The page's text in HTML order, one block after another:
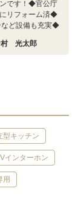
です！◆官公庁
リフォーム済◆
など設備も充実◆
村 光太郎
型キッチン
インターホン
用